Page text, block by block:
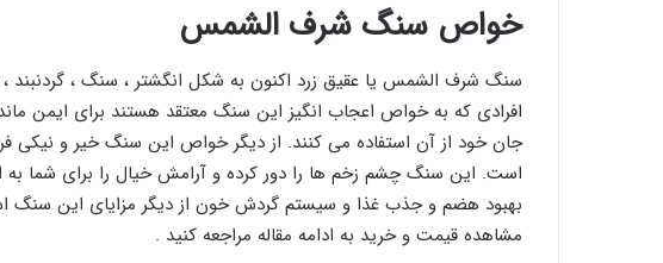
خواص سنگ شرف الشمس
سنگ شرف الشمس یا عقیق زرد اکنون به شکل انگشتر ، سنگ ،
افرادی که به خواص اعجاب انگیز این سنگ معتقد هستند برای ایمن
جان خود از آن استفاده می کنند. از دیگر خواص این سنگ خیر و نیکى
است. این سنگ چشم زخم ها را دور کرده و آرامش خیال را برای شما به
بهبود هضم و جذب غذا و سیستم گردش خون از دیگر مزایای این سنگ
مشاهده قیمت و خرید به ادامه مقاله مراجعه کنید .